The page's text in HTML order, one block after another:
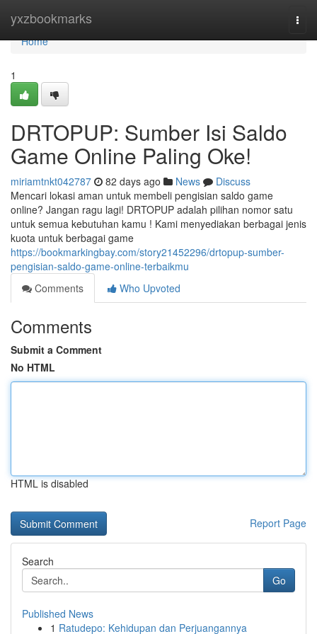
yxzbookmarks
Home
Home
1
DRTOPUP: Sumber Isi Saldo
Game Online Paling Oke!
miriamtnkt042787 82 days ago News
Discuss
Mencari lokasi aman untuk membeli pengisian saldo game
online? Jangan ragu lagi! DRTOPUP adalah pilihan nomor satu
untuk semua kebutuhan kamu ! Kami menyediakan berbagai jenis
kuota untuk berbagai game
https://bookmarkingbay.com/story21452296/drtopup-sumber-
pengisian-saldo-game-online-terbaikmu
Comments
Who Upvoted
Comments
Submit a Comment
No HTML
HTML is disabled
Report Page
Search
Go
Published News
1 Ratudepo: Kehidupan dan Perjuangannya